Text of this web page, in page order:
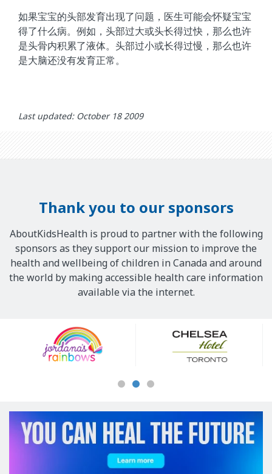
如果宝宝的头部发育出现了问题，医生可能会怀疑宝宝
得了什么病。例如，头部过大或头长得过快，那么也许
是头骨内积累了液体。头部过小或长得过慢，那么也许
是大脑还没有发育正常。
Last updated: October 18 2009
Thank you to our sponsors
AboutKidsHealth is proud to partner with the following
sponsors as they support our mission to improve the
health and wellbeing of children in Canada and around
the world by making accessible health care information
available via the internet.
Sponsors